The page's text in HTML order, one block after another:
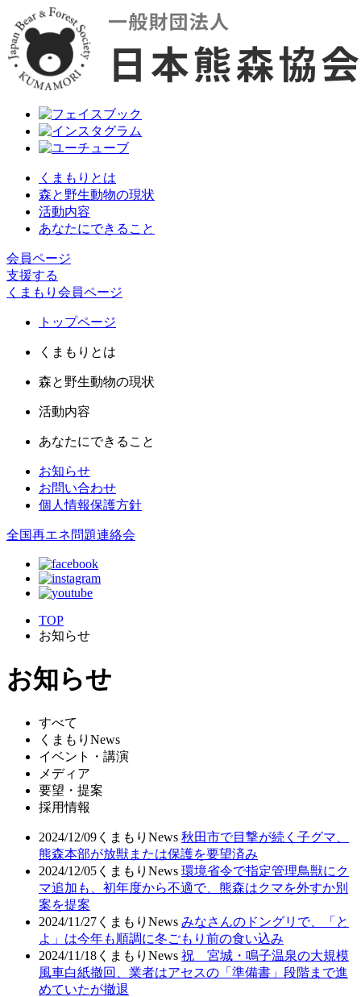
くまもりとは
森と野生動物の現状
活動内容
あなたにできること
会員ページ
支援する
くまもり会員ページ
トップページ
くまもりとは
森と野生動物の現状
活動内容
あなたにできること
お知らせ
お問い合わせ
個人情報保護方針
全国再エネ問題連絡会
TOP
お知らせ
お知らせ
すべて
くまもりNews
イベント・講演
メディア
要望・提案
採用情報
2024/12/09 くまもりNews 秋田市で目撃が続く子グマ、
熊森本部が放獣または保護を要望済み
2024/12/05 くまもりNews 環境省令で指定管理鳥獣にク
マ追加も、初年度から不適で、熊森はクマを外すか別
案を提案
2024/11/27 くまもりNews みなさんのドングリで、「と
よ」は今年も順調に冬ごもり前の食い込み
2024/11/18 くまもりNews 祝 宮城・鳴子温泉の大規模
風車白紙撤回、業者はアセスの「準備書」段階まで進
めていたが撤退